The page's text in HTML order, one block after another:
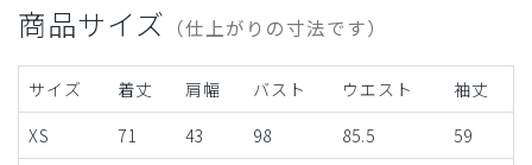
商品サイズ （仕上がりの寸法です）
サイズ 着丈 肩幅 バスト ウエスト
袖丈
XS
71 43 98 85.5
59